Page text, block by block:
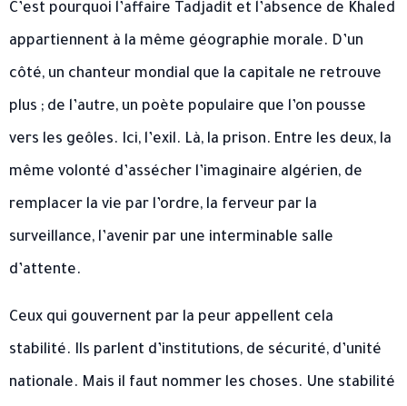
C’est pourquoi l’affaire Tadjadit et l’absence de Khaled
appartiennent à la même géographie morale. D’un
côté, un chanteur mondial que la capitale ne retrouve
plus ; de l’autre, un poète populaire que l’on pousse
vers les geôles. Ici, l’exil. Là, la prison. Entre les deux, la
même volonté d’assécher l’imaginaire algérien, de
remplacer la vie par l’ordre, la ferveur par la
surveillance, l’avenir par une interminable salle
d’attente.
Ceux qui gouvernent par la peur appellent cela
stabilité. Ils parlent d’institutions, de sécurité, d’unité
nationale. Mais il faut nommer les choses. Une stabilité